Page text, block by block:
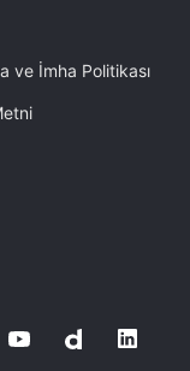
ve İmha Politikası